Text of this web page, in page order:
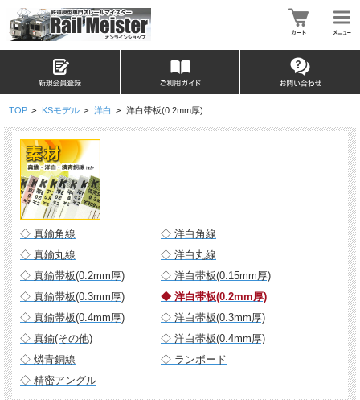
TOP > KSモデル > 洋白 > 洋白帯板(0.2mm厚)
◇ 真鍮角線
◇ 真鍮丸線
◇ 真鍮帯板(0.2mm厚)
◇ 真鍮帯板(0.3mm厚)
◇ 真鍮帯板(0.4mm厚)
◇ 真鍮(その他)
◇ 燐青銅線
◇ 精密アングル
◇ 洋白角線
◇ 洋白丸線
◇ 洋白帯板(0.15mm厚)
◆ 洋白帯板(0.2mm厚)
◇ 洋白帯板(0.3mm厚)
◇ 洋白帯板(0.4mm厚)
◇ ランボード